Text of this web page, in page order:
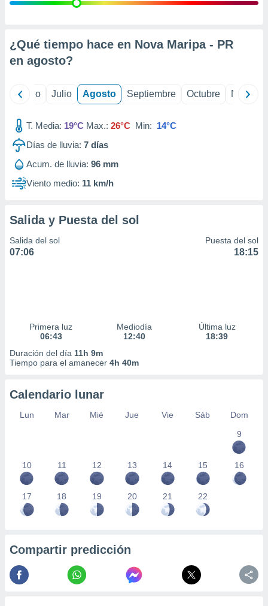
e
mediante
publicidad
de
1199
¿Qué tiempo hace en Nova Maripa - PR
en agosto?
Junio Julio Agosto Septiembre Octubre
T. Media: 19°C Max.: 26°C Min: 14°C
Días de lluvia: 7 días
Acum. de lluvia: 96 mm
Viento medio: 11 km/h
Salida y Puesta del sol
Salida del sol
07:06
Puesta del sol
18:15
Primera luz
06:43
Mediodía
12:40
Última luz
18:39
Duración del día 11h 9m
Tiempo para el amanecer 4h 40m
Calendario lunar
Lun Mar Mié Jue Vie Sáb
Dom
9
10 11 12 13 14 15 16
17 18 19 20 21 22
Compartir predicción